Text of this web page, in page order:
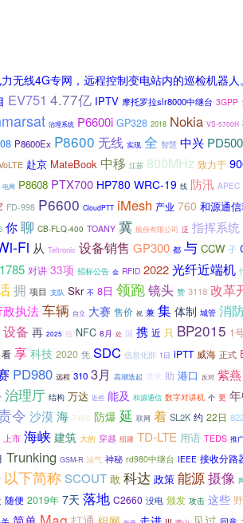
无线4G专网，远程控制变电站内的巡检机器
EV751 4.77亿 IPTV 摩托罗拉slr8000中继台 3GPP
治理系统 P6600i GP328 2018 Nokia VS-5700H
P8600Ex P8600 无线 实现 全 智慧 中兴 PD500
赴京 MateBook 中移 江苏 800MHz 致力于
电网 P8608 PTX700 HP780 WRC-19 线 防汛 APEC
FD-998 P6600 CloudPTT iMesh 产业 760 和源通
你聊 CB-FLQ-400 TOANY 冀 股份有限公司 泛 指挥系统
Fi 从 Teltronic 设备销售 GP300 都 与 CCW 子
1785 对讲 33项 招标公告 会 RFID 2022光纤近端机
拥 项目 支队 Skr 不 8日 领跑镜头 赞 3118 改革
政执法车辆 自立 大赛 售价 祝 兼 集体制 城管 消
设备 再 2025 伍 NFC 8月 处 国 携 近 只 BP2015 1
看 享 科技 2020 凭 SDC 信息化部 1日 iPTT 威海 正式
PD980 远程 310 3月 高潮迭起 需求 助 港口 反对 紫燕
治理厅 结构 万达 近些 能及 和源通信 数字对讲机 个 更
令 沙漠海 7400 防爆 延 联网 着 SL2K 约 22日
上市 海峡 建筑 大的 穿越 组建 TD-LTE 用语 TEDS 推
Trunking GSM-R 油气 神秘 rd980中继台 IEEE 接收分路
以下简称SCOUT 敢 科达 政策 能源摄像
随便 2019年 7天 落地 C2660 没电 颁发 攻击 这些